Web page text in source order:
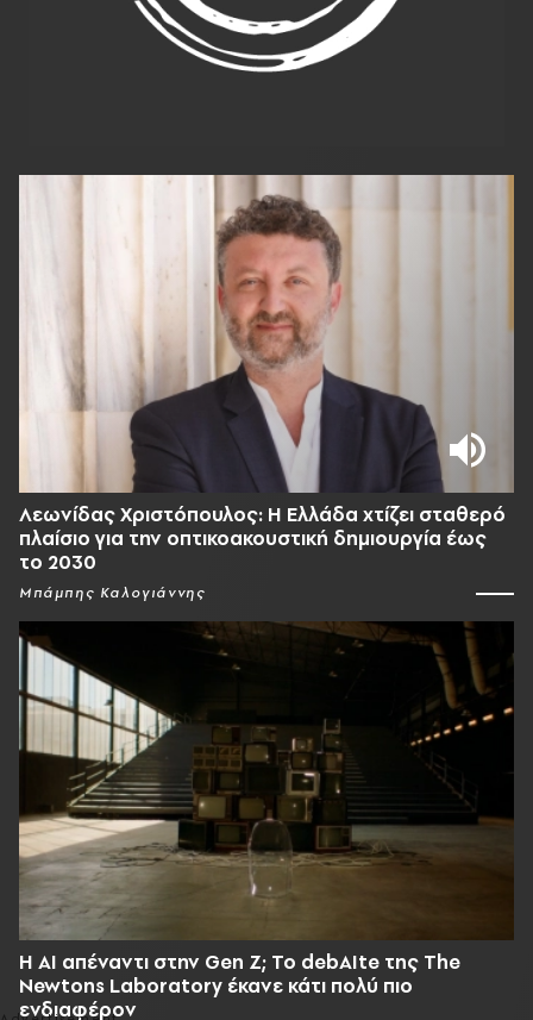
Λεωνίδας Χριστόπουλος: Η Ελλάδα χτίζει σταθερό
πλαίσιο για την οπτικοακουστική δημιουργία έως
το 2030
Μπάμπης Καλογιάννης
Η AI απέναντι στην Gen Z; Το debAIte της The
Newtons Laboratory έκανε κάτι πολύ πιο
ενδιαφέρον